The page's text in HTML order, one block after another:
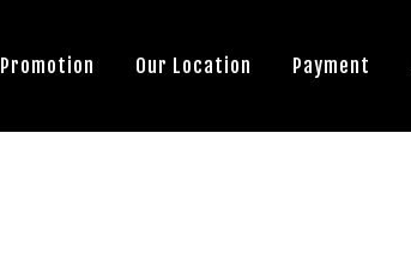
Promotion Our Location Payment